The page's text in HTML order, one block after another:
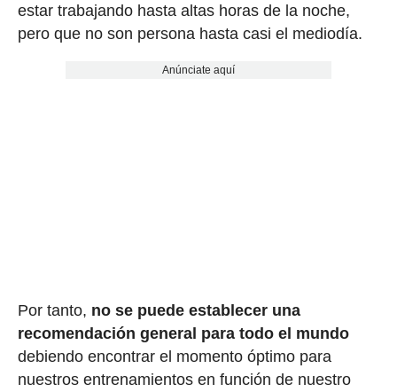
estar trabajando hasta altas horas de la noche,
pero que no son persona hasta casi el mediodía.
Anúnciate aquí
Por tanto, no se puede establecer una
recomendación general para todo el mundo
debiendo encontrar el momento óptimo para
nuestros entrenamientos en función de nuestro